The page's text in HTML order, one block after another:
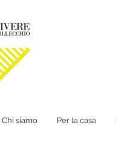
Chi siamo Per la casa